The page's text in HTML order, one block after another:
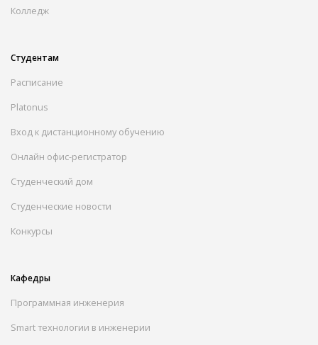
Колледж
Студентам
Расписание
Platonus
Вход к дистанционному обучению
Онлайн офис-регистратор
Студенческий дом
Студенческие новости
Конкурсы
Кафедры
Программная инженерия
Smart технологии в инженерии